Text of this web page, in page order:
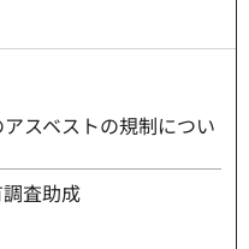
スベストの規制につい
査助成